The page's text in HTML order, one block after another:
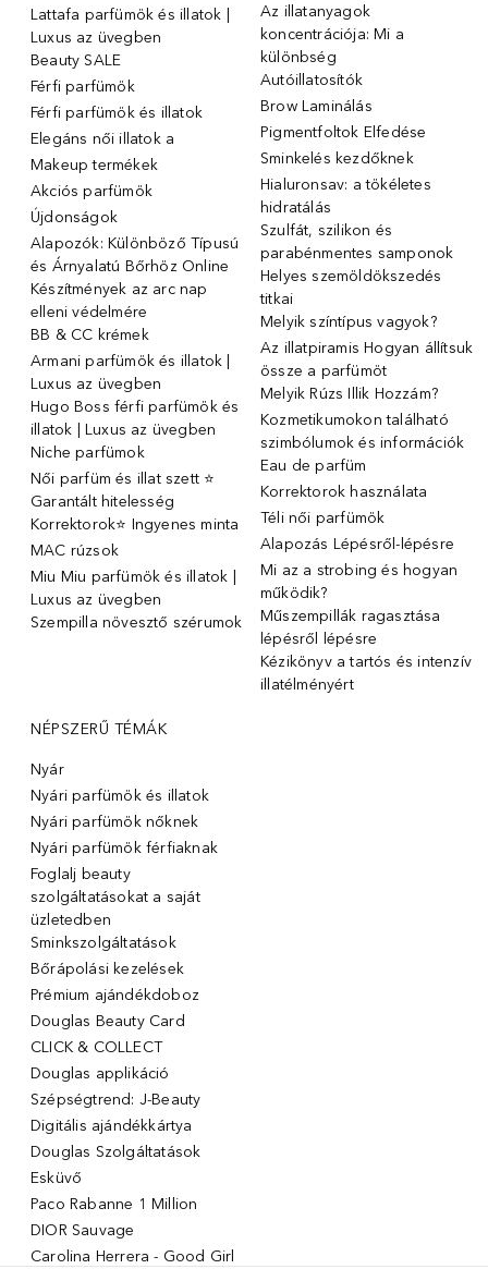
Lattafa parfümök és illatok |
Luxus az üvegben
Beauty SALE
Férfi parfümök
Férfi parfümök és illatok
Elegáns női illatok ️a
Makeup termékek
Akciós parfümök
Újdonságok
Alapozók: Különböző Típusú
és Árnyalatú Bőrhöz Online
Készítmények az arc nap
elleni védelmére
BB & CC krémek
Armani parfümök és illatok |
Luxus az üvegben
Hugo Boss férfi parfümök és
illatok | Luxus az üvegben
Niche parfümok
Női parfüm és illat szett ⭐
Garantált hitelesség
Korrektorok⭐ Ingyenes minta
MAC rúzsok
Miu Miu parfümök és illatok |
Luxus az üvegben
Szempilla növesztő szérumok
Az illatanyagok
koncentrációja: Mi a
különbség
Autóillatosítók
Brow Laminálás
Pigmentfoltok Elfedése
Sminkelés kezdőknek
Hialuronsav: a tökéletes
hidratálás
Szulfát, szilikon és
parabénmentes samponok
Helyes szemöldökszedés
titkai
Melyik színtípus vagyok?
Az illatpiramis Hogyan állítsuk
össze a parfümöt
Melyik Rúzs Illik Hozzám?
Kozmetikumokon található
szimbólumok és információk
Eau de parfüm
Korrektorok használata
Téli női parfümök
Alapozás Lépésről-lépésre
Mi az a strobing és hogyan
működik?
Műszempillák ragasztása
lépésről lépésre
Kézikönyv a tartós és intenzív
illatélményért
NÉPSZERŰ TÉMÁK
Nyár
Nyári parfümök és illatok
Nyári parfümök nőknek
Nyári parfümök férfiaknak
Foglalj beauty
szolgáltatásokat a saját
üzletedben
Sminkszolgáltatások
Bőrápolási kezelések
Prémium ajándékdoboz
Douglas Beauty Card
CLICK & COLLECT
Douglas applikáció
Szépségtrend: J-Beauty
Digitális ajándékkártya
Douglas Szolgáltatások
Esküvő
Paco Rabanne 1 Million
DIOR Sauvage
Carolina Herrera - Good Girl